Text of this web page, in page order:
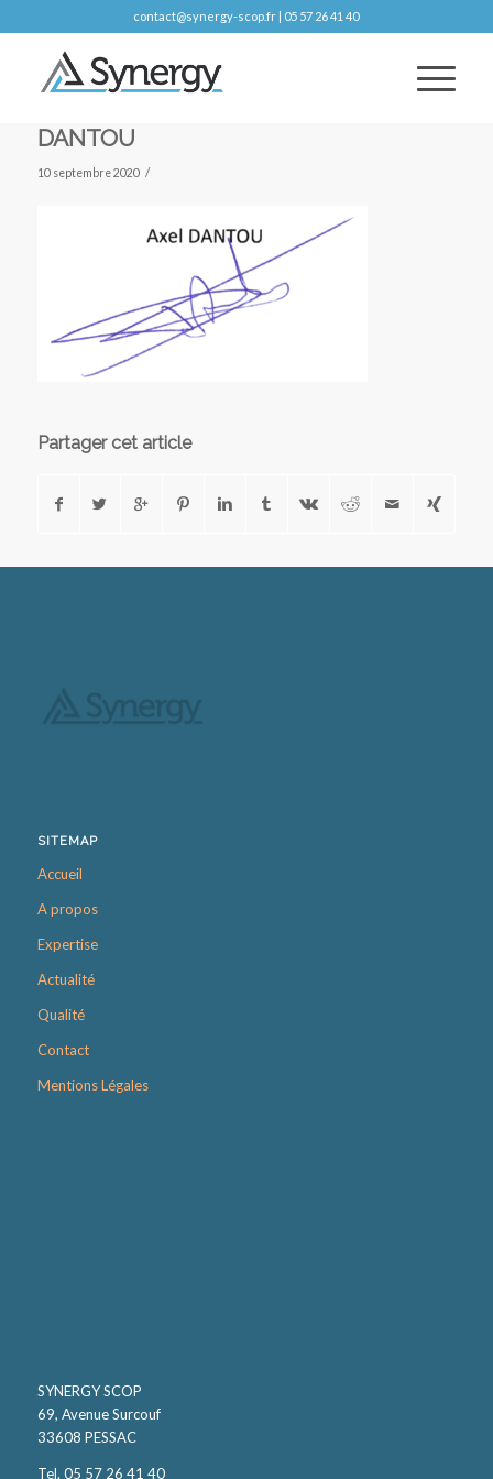
contact@synergy-scop.fr | 05 57 26 41 40
DANTOU
10 septembre 2020 /
Partager cet article
SITEMAP
Accueil
A propos
Expertise
Actualité
Qualité
Contact
Mentions Légales
SYNERGY SCOP
69, Avenue Surcouf
33608 PESSAC
Tel. 05 57 26 41 40